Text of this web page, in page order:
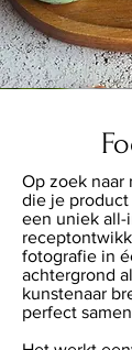
Op zoek naar
die je product
een uniek all-
fotografie in
achtergrond
kunstenaar
perfect